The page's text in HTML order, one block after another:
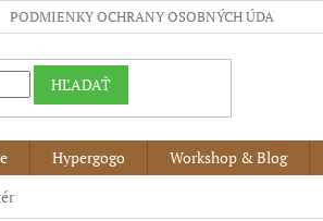
PODMIENKY OCHRANY OSOBNÝCH ÚDAJOV
HĽADAŤ
Hypergogo Workshop & Blog